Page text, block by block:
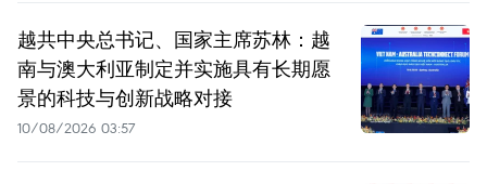
越共中央总书记、国家主席苏林：越
南与澳大利亚制定并实施具有长期愿
景的科技与创新战略对接
10/08/2026 03:57